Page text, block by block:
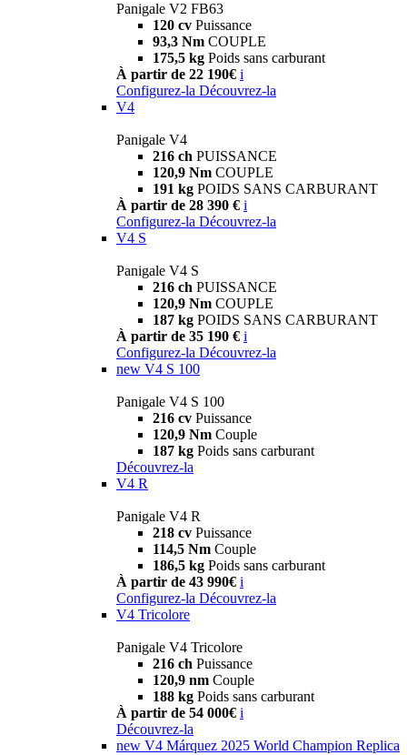
Panigale V2 FB63
120 cv Puissance
93,3 Nm COUPLE
175,5 kg Poids sans carburant
À partir de 22 190€ i
Configurez-la Découvrez-la
V4
Panigale V4
216 ch PUISSANCE
120,9 Nm COUPLE
191 kg POIDS SANS CARBURANT
À partir de 28 390 € i
Configurez-la Découvrez-la
V4 S
Panigale V4 S
216 ch PUISSANCE
120,9 Nm COUPLE
187 kg POIDS SANS CARBURANT
À partir de 35 190 € i
Configurez-la Découvrez-la
new V4 S 100
Panigale V4 S 100
216 cv Puissance
120,9 Nm Couple
187 kg Poids sans carburant
Découvrez-la
V4 R
Panigale V4 R
218 cv Puissance
114,5 Nm Couple
186,5 kg Poids sans carburant
À partir de 43 990€ i
Configurez-la Découvrez-la
V4 Tricolore
Panigale V4 Tricolore
216 ch Puissance
120,9 nm Couple
188 kg Poids sans carburant
À partir de 54 000€ i
Découvrez-la
new V4 Márquez 2025 World Champion Replica